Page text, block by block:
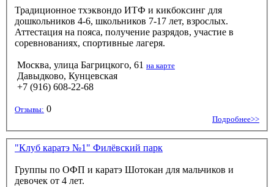
Традиционное тхэквондо ИТФ и кикбоксинг для
дошкольников 4-6, школьников 7-17 лет, взрослых.
Аттестация на пояса, получение разрядов, участие в
соревнованиях, спортивные лагеря.
Москва, улица Багрицкого, 61 на карте
Давыдково, Кунцевская
+7 (916) 608-22-68
Отзывы: 0
Подробнее>>
"Клуб каратэ №1" Филёвский парк
Группы по ОФП и каратэ Шотокан для мальчиков и
девочек от 4 лет.